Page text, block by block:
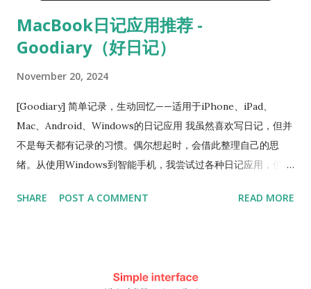
储，不必担心个人信息泄露。 标签和便捷搜索功能 随着日记数量
的增加，找到特定内容可能变得困难。通过使用标签功能，您可
行”“情感”“目标”等标签后，可以快速找到相关内容。此外，直观
且强大的搜索功能使查找日记更加高效和准确。 [推荐理由] 这款
程序不仅是一款简单的日记程序，还拥有记录照片和日程的图库
与日历功能，能在一个应用中解决所有日记管理需求。更重要的
是，它是免费的，任何人都可以无负担地使用。 通过密码认证和
露。标签和搜索功能还能让您的日记更加系统化和高效化管理。
轻松查找。例如，可以将日记分为“工作”“心情”“目标”等类别进行
MacBook日记应用推荐 -
Goodiary（好日记）
November 20, 2024
[Goodiary] 简单记录，生动回忆——适用于iPhone、iPad、
Mac、Android、Windows的日记应用 我虽然喜欢写日记，但并
不是每天都有记录的习惯。偶尔想起时，会借此整理自己的思
绪。从使用Windows到智能手机，我尝试过各种日记应用，但总
以在移动设备上使用，也可以在桌面设备上完美配合，是一款所
洁的界面与出色的用户体验 界面设计简洁直观，让日记书写更加
SHARE POST A COMMENT READ MORE